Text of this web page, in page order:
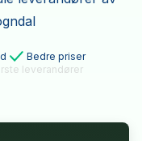
Bedre priser
leverandører